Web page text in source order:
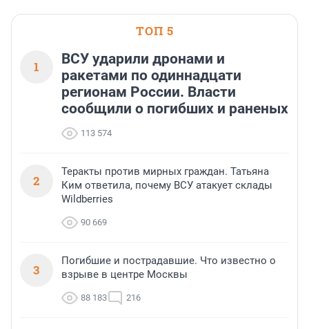
ТОП 5
1
ВСУ ударили дронами и
ракетами по одиннадцати
регионам России. Власти
сообщили о погибших и раненых
113 574
2
Теракты против мирных граждан. Татьяна
Ким ответила, почему ВСУ атакует склады
Wildberries
90 669
3
Погибшие и пострадавшие. Что известно о
взрыве в центре Москвы
88 183 216